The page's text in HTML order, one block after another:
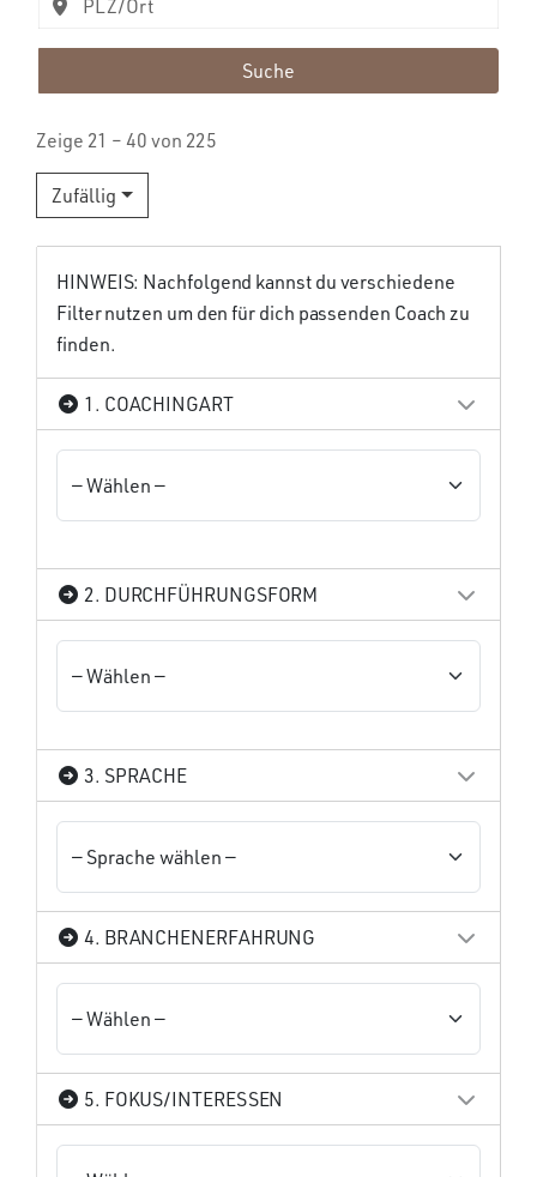
Suche
Zeige 21 – 40 von 225
Zufällig
HINWEIS: Nachfolgend kannst du verschiedene
Filter nutzen um den für dich passenden Coach zu
finden.
1. COACHINGART
2. DURCHFÜHRUNGSFORM
3. SPRACHE
4. BRANCHENERFAHRUNG
5. FOKUS/INTERESSEN